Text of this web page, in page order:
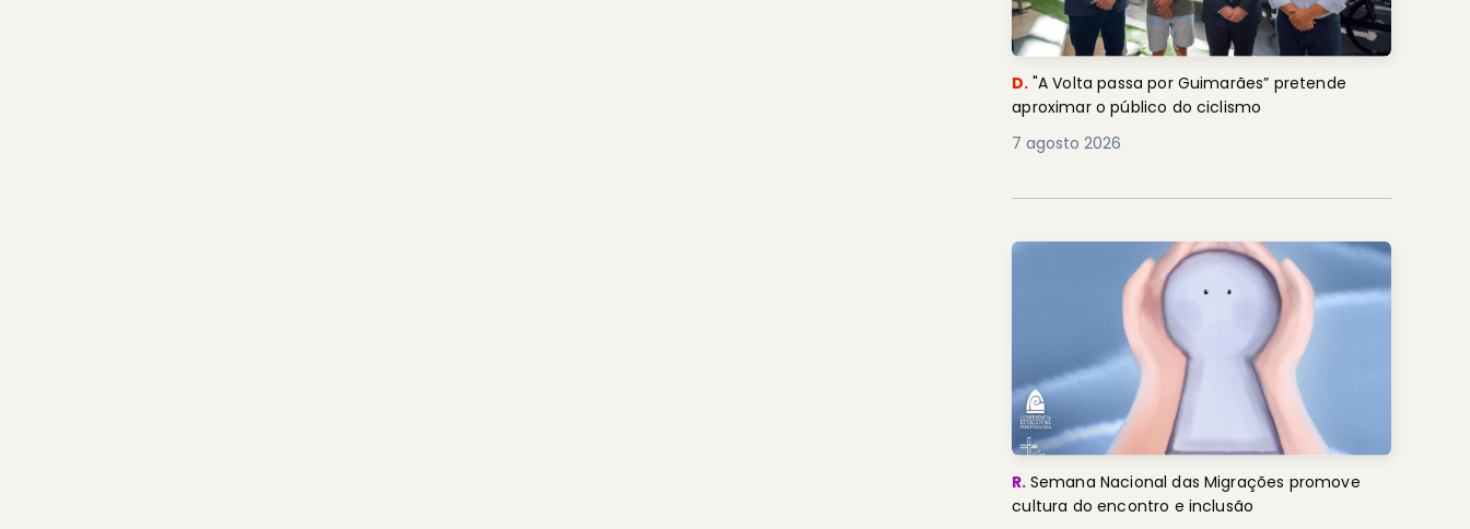
D. "A Volta passa por Guimarães” pretende
aproximar o público do ciclismo
7 agosto 2026
R. Semana Nacional das Migrações promove
cultura do encontro e inclusão